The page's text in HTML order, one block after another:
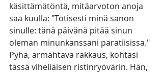
käsittämätöntä, mitäarvoton anoja
saa kuulla: "Totisesti minä sanon
sinulle: tänä päivänä pitää sinun
oleman minunkanssani paratiisissa."
Pyhä, armahtava rakkaus, kohtasi
tässä viheliäisen ristinryövärin. Hän,